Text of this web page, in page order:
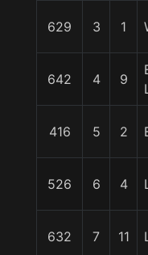
629 3 1
642 4 9
416 5 2
526 6 4
632 7 11